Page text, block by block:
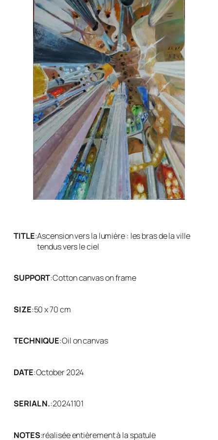
TITLE:Ascension vers la lumière : les bras de la ville
tendus vers le ciel
SUPPORT:Cotton canvas on frame
SIZE:50 x 70 cm
TECHNIQUE:Oil on canvas
DATE:October 2024
SERIAL N.:20241101
NOTES:réalisée entièrement à la spatule